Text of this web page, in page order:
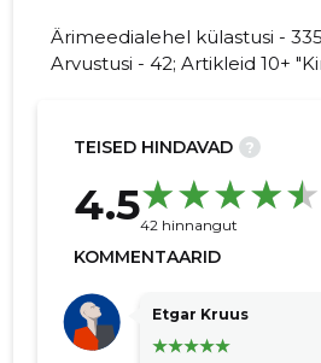
Ärimeedialehel külastusi -
Arvustusi - 42; Artikleid 10+ "Kirjuta PAGAR
TEISED HINDAVAD ?
4.542 hinnangut
KOMMENTAARID
Etgar Kruus